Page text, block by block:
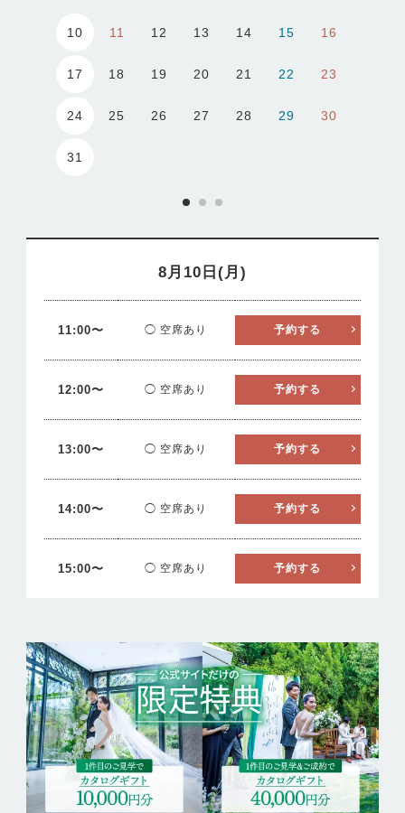
10 11 12 13 14 15 16
17 18 19 20 21 22 23
24 25 26 27 28 29 30
31
8月10日(月)
11:00〜 ◯ 空席あり 予約する
12:00〜 ◯ 空席あり 予約する
13:00〜 ◯ 空席あり 予約する
14:00〜 ◯ 空席あり 予約する
15:00〜 ◯ 空席あり 予約する